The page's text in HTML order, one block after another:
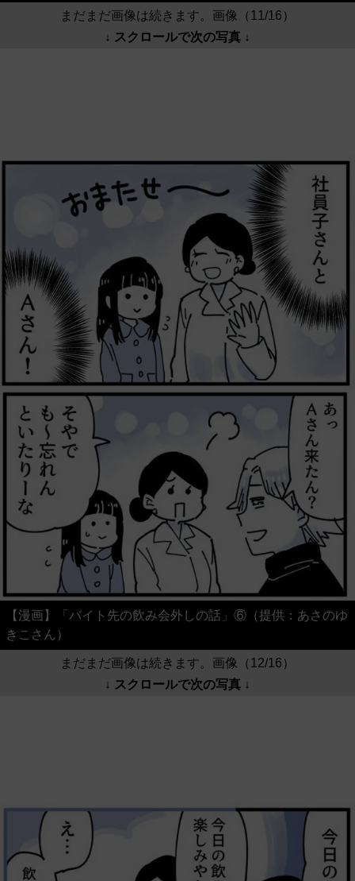
まだまだ画像は続きます。画像（11/16）
↓ スクロールで次の写真 ↓
【漫画】「バイト先の飲み会外しの話」⑥（提供：あさのゆ
きこさん）
まだまだ画像は続きます。画像（12/16）
↓ スクロールで次の写真 ↓